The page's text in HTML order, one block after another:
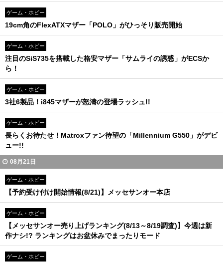
ゲーム・ホビー
19cm角のFlexATXマザー「POLO」がひっそり販売開始
ゲーム・ホビー
注目のSiS735を搭載した格安マザー「サムライの誘惑」がECSか
ら！
ゲーム・ホビー
3社6製品！i845マザーが怒濤の登場ラッシュ!!
ゲーム・ホビー
長らくお待たせ！Matroxファン待望の「Millennium G550」がデビ
ュー!!
08月21日
ゲーム・ホビー
【予約受け付け開始情報(8/21)】メッセサンオー本店
ゲーム・ホビー
【メッセサンオー売り上げランキング(8/13～8/19調査)】今週は新
作ナシ!? ランキングはお盆休みでまったりモード
ゲーム・ホビー